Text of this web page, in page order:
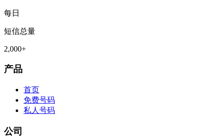
每日
短信总量
2,000+
产品
首页
免费号码
私人号码
公司